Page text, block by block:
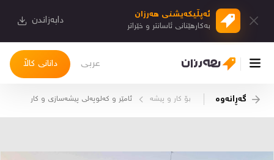
ئەپڵیكەیشنی هەرزان
بەكارهێنانی ئاسانتر و خێراتر دابەزاندن
دانانی کاڵا عربی
گەڕانەوە بۆ كار و پیشە ئامێر و كەلوپەلی پیشەسازی و كار